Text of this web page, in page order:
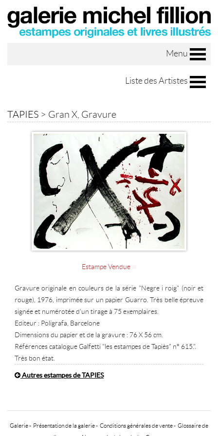
Menu
Liste des Artistes
TAPIES > Gran X, Gravure
Estampe Vendue
Gravure originale en couleurs de la série "Negre i roig" (noir et
rouge), 1976, imprimée sur un papier Guarro. Très belle épreuve
signée et numérotée d'un tirage à 75 exemplaires.
Editeur : Poligrafa, Barcelone
Dimensions du papier et de la gravure : 76 X 56 cm.
Références catalogue Galfetti "les estampes de Tapiès" n° 615.".
Très bon état.
Autres estampes de TAPIES
Galerie- Présentation de la galerie- Conditions générales de vente- Glossaire de